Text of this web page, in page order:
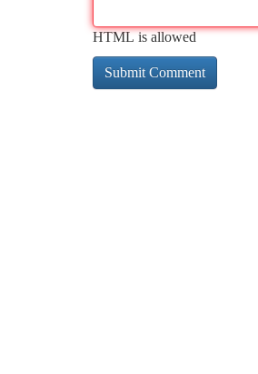
HTML is allowed